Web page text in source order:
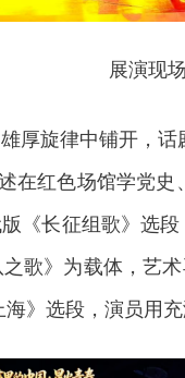
展演现
旋律中铺开，话
在红色场馆学党
《长征组歌》选
歌》为载体，艺
》选段，演员用